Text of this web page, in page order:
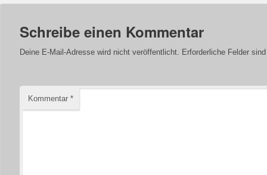
Schreibe einen Kommentar
Deine E-Mail-Adresse wird nicht veröffentlicht. Erforderliche Felder
Kommentar *